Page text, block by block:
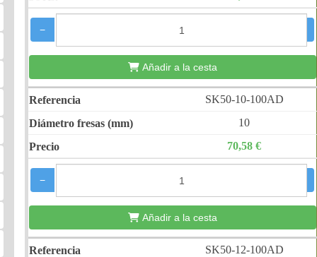
−
Añadir a la cesta
SK50-10-100AD
10
70,58 €
−
Añadir a la cesta
SK50-12-100AD